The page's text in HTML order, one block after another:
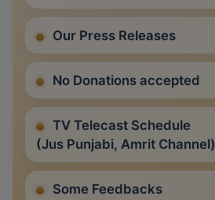
Our Press Releases
No Donations accepted
TV Telecast Schedule
(Jus Punjabi, Amrit Channel)
Some Feedbacks